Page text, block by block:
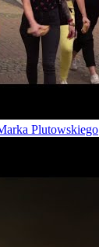
Plutowskiego